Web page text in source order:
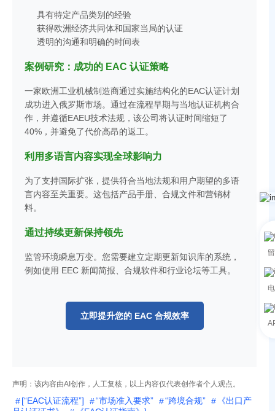
具有特定产品类别的经验
获得欧洲经济共同体和国家当局的认证
透明的沟通和明确的时间表
案例研究：成功的 EAC 认证策略
一家欧洲工业机械制造商通过实施结构化的EAC认证计划
成功进入俄罗斯市场。通过在流程早期与当地认证机构合
作，并遵循EAEU技术法规，该公司将认证时间缩短了
40%，并避免了代价高昂的返工。
利用多语言内容实现全球影响力
为了支持国际扩张，提供符合当地法规和用户期望的多语
言内容至关重要。这包括产品手册、合规文件和营销材
料。
通过持续更新保持领先
监管环境瞬息万变。您需要建立定期更新知识库的系统，
例如使用 EEC 新闻简报、合规软件和行业论坛等工具。
立即提升您的 EAC 合规效率
声明：该内容由AI创作，人工复核，以上内容仅代表创作者个人观点。
[“EAC认证流程”] “市场准入要求” “跨境合规”
《出口产